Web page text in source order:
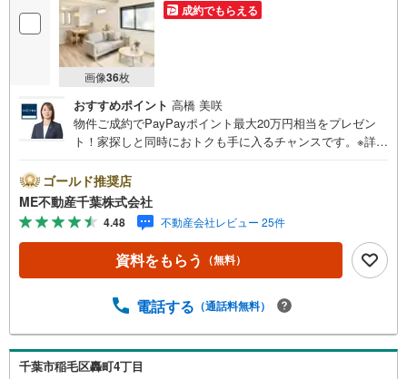
画像36枚
成約でもらえる
おすすめポイント 高橋 美咲
物件ご成約でPayPayポイント最大20万円相当をプレゼン
ト！家探しと同時におトクも手に入るチャンスです。※詳し
送迎無料！頭金なし・銀行比較＆相談可！ テレビで紹介さ
れた『やどかリッチ』使えます！豊かに過ごすには『イン
テリア』家具や家電と『エクステリア』カーポートや楽し
める庭、この充実度で変わってきます。これらを一括で購
入でき、その代金を住宅ローンに組み込むことが可能なサ
ービス、それがやどかリッチです。 頭金0円でもOK！（諸
の？疾病ってなに？ローン組めるかな？」わからないこと
ーンの組み方、知らないと損する税金のこと等トータルで
サポート致します！
ゴールド推奨店
ME不動産千葉株式会社
4.48 不動産会社レビュー 25件
資料をもらう （無料）
電話する （通話料無料）
千葉市稲毛区轟町4丁目